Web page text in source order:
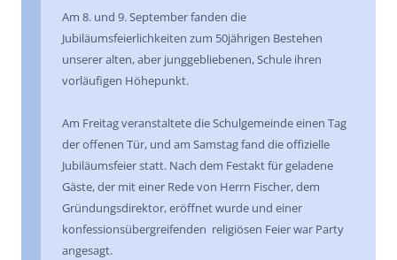
Am 8. und 9. September fanden die
Jubiläumsfeierlichkeiten zum 50jährigen Bestehen
unserer alten, aber junggebliebenen, Schule ihren
vorläufigen Höhepunkt.
Am Freitag veranstaltete die Schulgemeinde einen Tag
der offenen Tür, und am Samstag fand die offizielle
Jubiläumsfeier statt. Nach dem Festakt für geladene
Gäste, der mit einer Rede von Herrn Fischer, dem
Gründungsdirektor, eröffnet wurde und einer
konfessionsübergreifenden religiösen Feier war Party
angesagt.